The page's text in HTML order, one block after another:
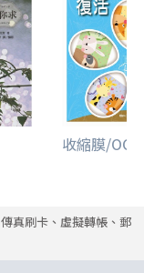
收縮膜/
傳真刷卡、虛擬轉帳、郵